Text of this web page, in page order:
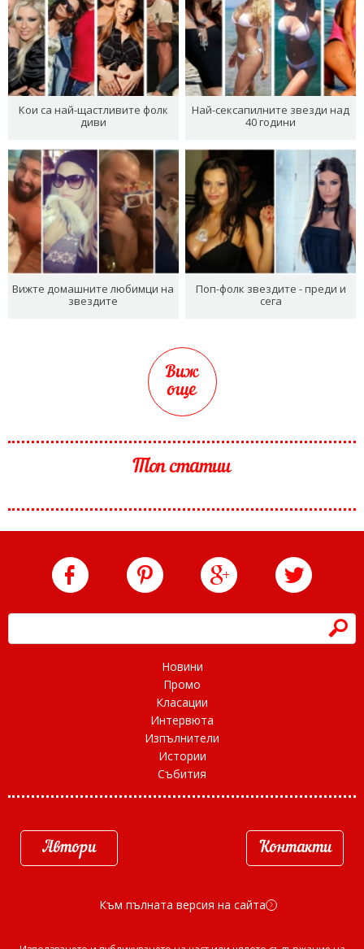
Кои са най-щастливите фолк
диви
Най-сексапилните звезди над
40 години
Вижте домашните любимци на
звездите
Поп-фолк звездите - преди и
сега
Виж
още
Топ статии
h
Новини
Промо
Класации
Интервюта
Изпълнители
Истории
Събития
Автори Контакти
Към пълната версия на сайта d